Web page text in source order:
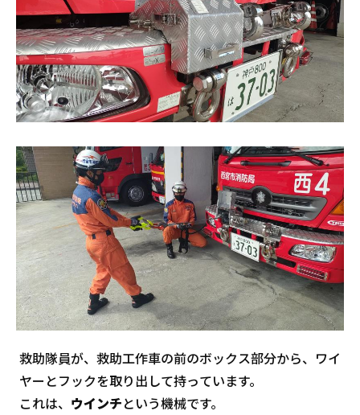
救助隊員が、救助工作車の前のボックス部分から、ワイ
ヤーとフックを取り出して持っています。
これは、 ウインチという機械です。